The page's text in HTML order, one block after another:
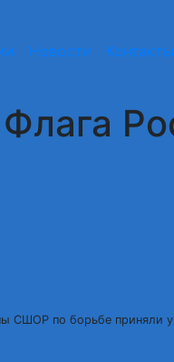
Новости Контакты
СШОР по борьбе приняли